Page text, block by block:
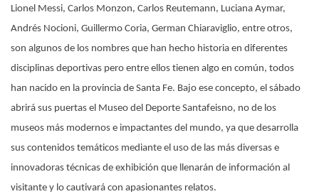
Lionel Messi, Carlos Monzon, Carlos Reutemann, Luciana Aymar,
Andrés Nocioni, Guillermo Coria, German Chiaraviglio, entre otros,
son algunos de los nombres que han hecho historia en diferentes
disciplinas deportivas pero entre ellos tienen algo en común, todos
han nacido en la provincia de Santa Fe. Bajo ese concepto, el sábado
abrirá sus puertas el Museo del Deporte Santafeisno, no de los
museos más modernos e impactantes del mundo, ya que desarrolla
sus contenidos temáticos mediante el uso de las más diversas e
innovadoras técnicas de exhibición que llenarán de información al
visitante y lo cautivará con apasionantes relatos.